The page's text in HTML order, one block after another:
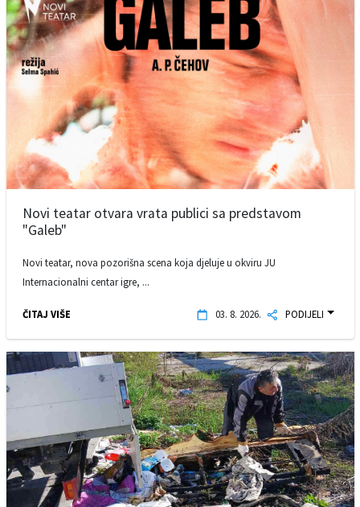
Novi teatar otvara vrata publici sa predstavom
"Galeb"
Novi teatar, nova pozorišna scena koja djeluje u okviru JU
Internacionalni centar igre, ...
ČITAJ VIŠE 03. 8. 2026. PODIJELI